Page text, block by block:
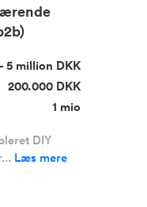
5 million DKK
200.000 DKK
1 mio
DIY
Læs mere